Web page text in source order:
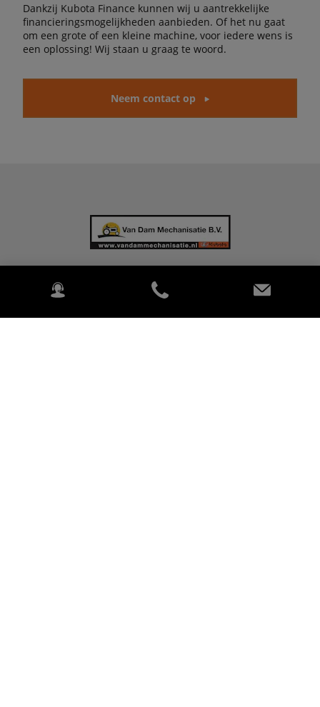
Dankzij Kubota Finance kunnen wij u aantrekkelijke
financieringsmogelijkheden aanbieden. Of het nu gaat
om een grote of een kleine machine, voor iedere wens is
een oplossing! Wij staan u graag te woord.
Neem contact op
VAN DAM MECHANISATIE
Ursemmerweg 4 1646 WN, URSEM (gem. Alkmaar) NOORD